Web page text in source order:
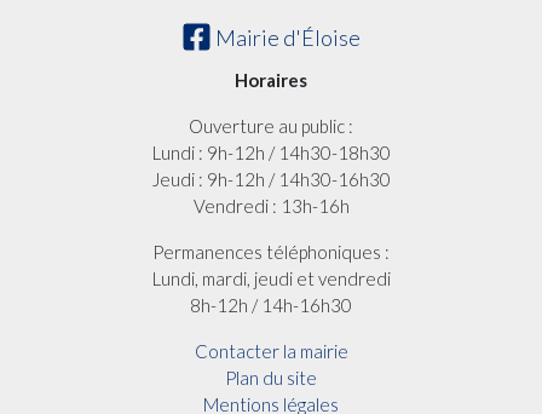
Mairie d'Éloise
Horaires
Ouverture au public :
Lundi : 9h-12h / 14h30-18h30
Jeudi : 9h-12h / 14h30-16h30
Vendredi : 13h-16h
Permanences téléphoniques :
Lundi, mardi, jeudi et vendredi
8h-12h / 14h-16h30
Contacter la mairie
Plan du site
Mentions légales